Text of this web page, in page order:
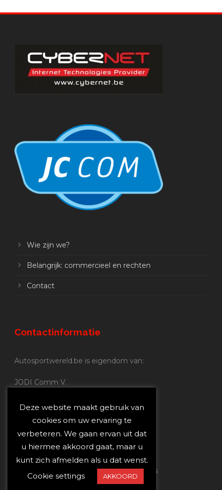
Wie zijn we?
Belangrijk: commercieel en rechten
Contact
Contactinformatie
Autosportwereld.be is eigendom van:
JODI Comm V.
Nijverheidsstraat 70
2160 Wommelgem
Autosportwereld.be:
Redactie:joost@autosportwereld.be
Verantwoordelijke uitgever: Joost Custers
Deze website maakt gebruik van
cookies om uw ervaring te
verbeteren. We gaan ervan uit dat
u hiermee akkoord gaat, maar u
kunt zich afmelden als u dat wenst.
Cookie settings
AKKOORD